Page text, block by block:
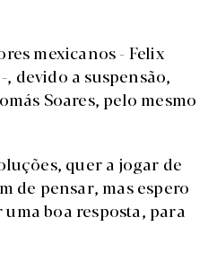
mexicanos - Felix
devido a suspensão,
Soares, pelo mesmo
quer a jogar de
de pensar, mas espero
boa resposta, para